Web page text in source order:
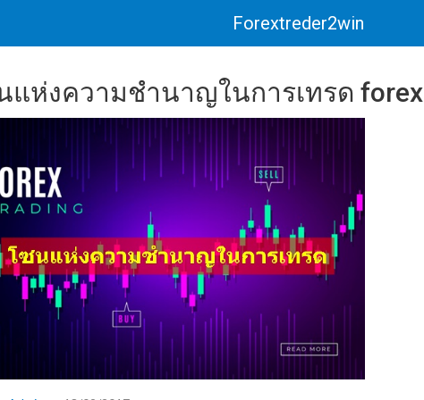
Forextreder2win
แห่งความชำนาญในการเทรด forex